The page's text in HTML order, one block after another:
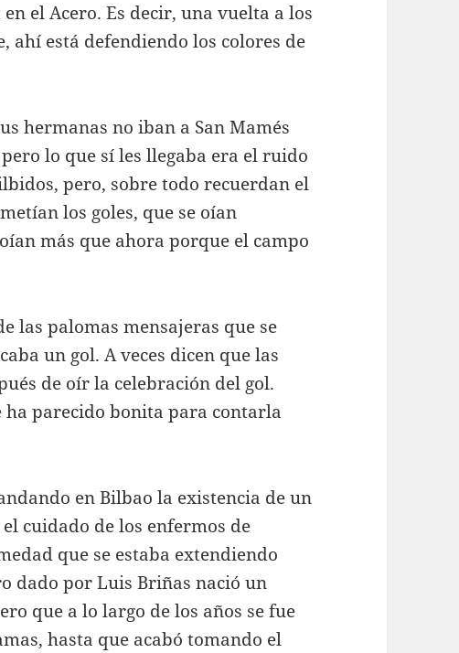
el Acero. Es decir, una vuelta a los
ahí está defendiendo los colores de
hermanas no iban a San Mamés
lo que sí les llegaba era el ruido
pero, sobre todo recuerdan el
los goles, que se oían
más que ahora porque el campo
las palomas mensajeras que se
un gol. A veces dicen que las
de oír la celebración del gol.
ha parecido bonita para contarla
en Bilbao la existencia de un
cuidado de los enfermos de
que se estaba extendiendo
dado por Luis Briñas nació un
que a lo largo de los años se fue
hasta que acabó tomando el